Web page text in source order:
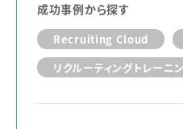
成功事例から探す
Recruiting Cloud
リクルーティングトレーニ